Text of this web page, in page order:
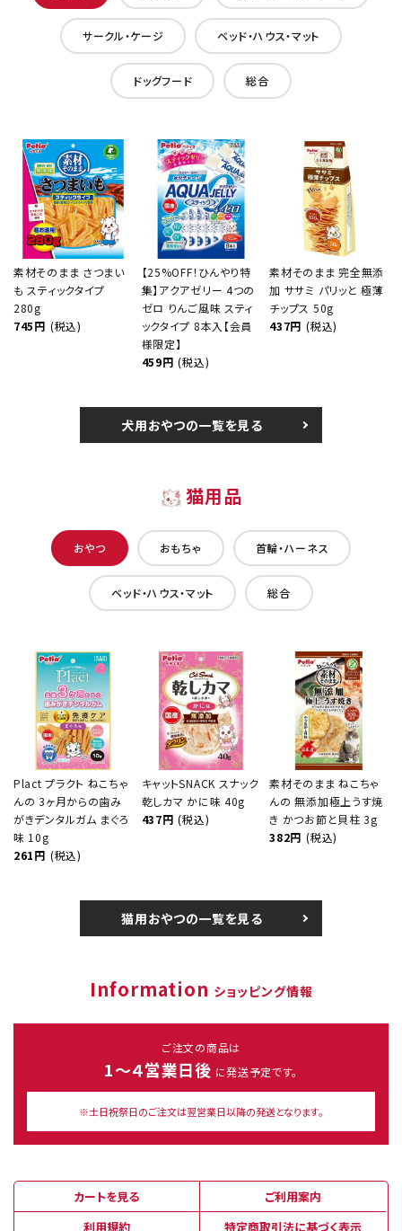
サークル・ケージ ベッド・ハウス・マット
ドッグフード 総合
素材そのまま さつまい
も スティックタイプ
280g
745円 (税込)
【25%OFF！ひんやり特
集】アクアゼリー 4つの
ゼロ りんご風味 スティ
ックタイプ 8本入【会員
様限定】
459円 (税込)
素材そのまま 完全無添
加 ササミ パリッと 極薄
チップス 50g
437円 (税込)
犬用おやつの一覧を見る
猫用品
おやつ おもちゃ 首輪・ハーネス
ベッド・ハウス・マット 総合
Plact プラクト ねこちゃ
んの 3ヶ月からの歯み
がきデンタルガム まぐろ
味 10g
261円 (税込)
キャットSNACK スナック
乾しカマ かに味 40g
437円 (税込)
素材そのまま ねこちゃ
んの 無添加極上うす焼
き かつお節と貝柱 3g
382円 (税込)
猫用おやつの一覧を見る
Information ショッピング情報
ご注文の商品は
1～４営業日後 に発送予定です。
※土日祝祭日のご注文は翌営業日以降の発送となります。
カートを見る
ご利用案内
利用規約
特定商取引法に基づく表示